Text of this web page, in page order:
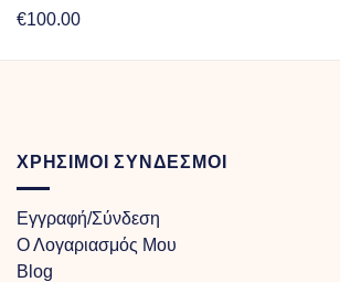
€100.00Price
ΧΡΗΣΙΜΟΙ ΣΥΝΔΕΣΜΟΙ
Εγγραφή/Σύνδεση
Ο Λογαριασμός Μου
Blog